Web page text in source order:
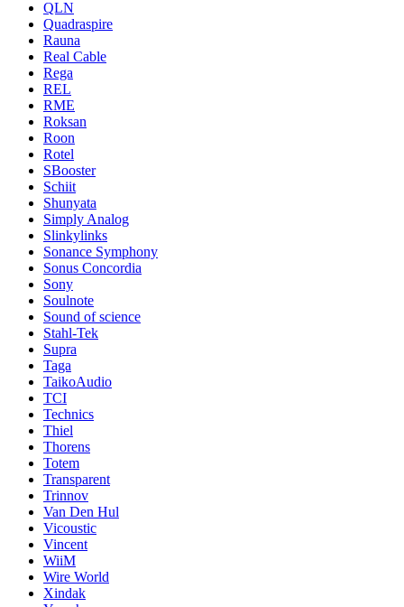
QLN
Quadraspire
Rauna
Real Cable
Rega
REL
RME
Roksan
Roon
Rotel
SBooster
Schiit
Shunyata
Simply Analog
Slinkylinks
Sonance Symphony
Sonus Concordia
Sony
Soulnote
Sound of science
Stahl-Tek
Supra
Taga
TaikoAudio
TCI
Technics
Thiel
Thorens
Totem
Transparent
Trinnov
Van Den Hul
Vicoustic
Vincent
WiiM
Wire World
Xindak